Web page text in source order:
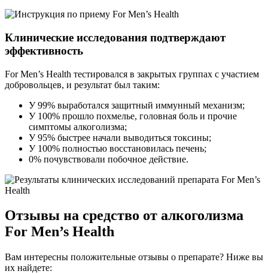
Клинические исследования подтверждают
эффективность
For Men’s Health тестировался в закрытых группах с участием
добровольцев, и результат был таким:
У 99% выработался защитный иммунный механизм;
У 100% прошло похмелье, головная боль и прочие
симптомы алкоголизма;
У 95% быстрее начали выводиться токсины;
У 100% полностью восстановилась печень;
0% почувствовали побочное действие.
Отзывы на средство от алкоголизма
For Men’s Health
Вам интересны положительные отзывы о препарате? Ниже вы
их найдете: